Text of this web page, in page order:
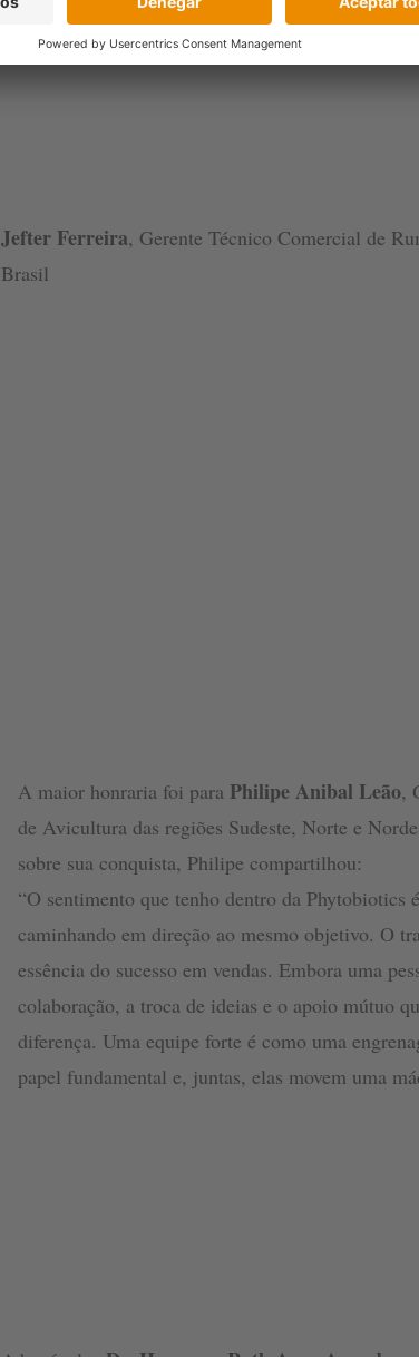
Jefter Ferreira, Gerente Técnico Comercial de
Brasil
A maior honraria foi para Philipe Anibal Leão,
de Avicultura das regiões Sudeste, Norte e
sobre sua conquista, Philipe compartilhou:
“O sentimento que tenho dentro da Phytobiotics
caminhando em direção ao mesmo objetivo. O
essência do sucesso em vendas. Embora uma
colaboração, a troca de ideias e o apoio mútuo
diferença. Uma equipe forte é como uma
papel fundamental e, juntas, elas movem uma